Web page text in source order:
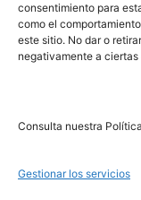
consentimiento para
como el
este sitio. No dar o
negativamente a
Consulta nuestra
Gestionar los servicios